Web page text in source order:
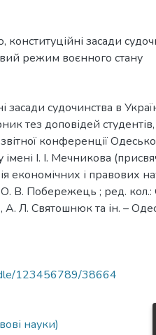
, конституційні засади
режим воєнного стану
судочинства в
тез доповідей студентів,
конференції
імені І. І. Мечникова
економічних і правових
В. Побережець ; ред. кол.:
Л. Святошнюк та ін. –
123456789/38664
науки)